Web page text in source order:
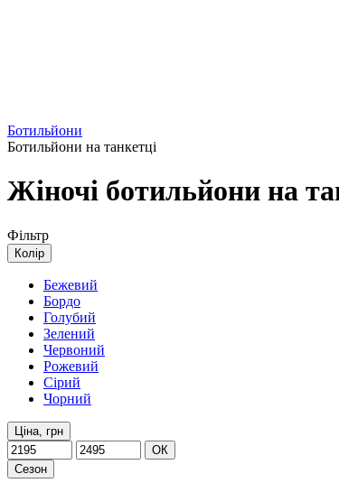
Ботильйони
Ботильйони на танкетці
Жіночі ботильйони на
Фільтр
Колір
Бежевий
Бордо
Голубий
Зелений
Червоний
Рожевий
Сірий
Чорний
Ціна, грн
ОК
Сезон